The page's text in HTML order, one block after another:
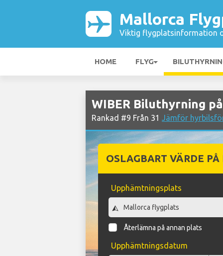
Mallorca
Viktig flygplatsinformation
HOME FLYG
WIBER Biluthyrning
Rankad #9 Från 31 Jämför
OSLAGBART VÄRDE
Upphämtningsplats
Återlämna på annan plats
Upphämtningsdatum